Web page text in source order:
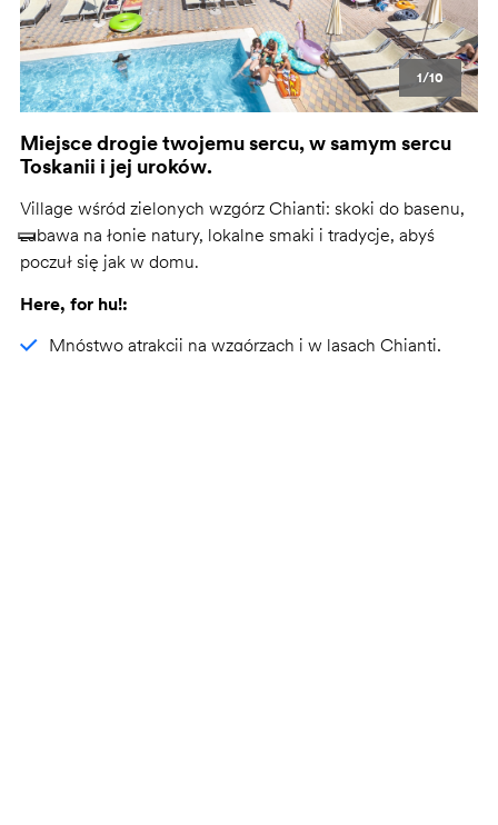
1/10
Miejsce drogie twojemu sercu, w samym sercu
Toskanii i jej uroków.
Village wśród zielonych wzgórz Chianti: skoki do basenu,
zabawa na łonie natury, lokalne smaki i tradycje, abyś
poczuł się jak w domu.
Here, for hu!:
Mnóstwo atrakcji na wzgórzach i w lasach Chianti,